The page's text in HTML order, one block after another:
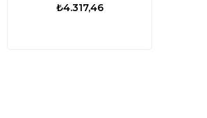
₺4.317,46